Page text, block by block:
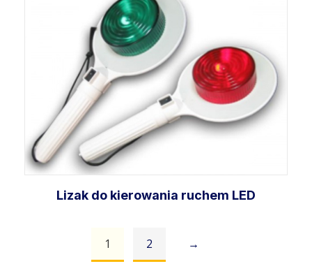
Dodaj do koszyka
Lizak do kierowania ruchem LED
Dodaj do koszyka
1 2 →